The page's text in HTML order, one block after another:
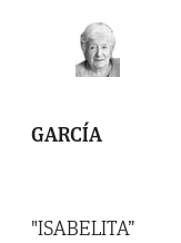
GARCÍA
"ISABELITA”